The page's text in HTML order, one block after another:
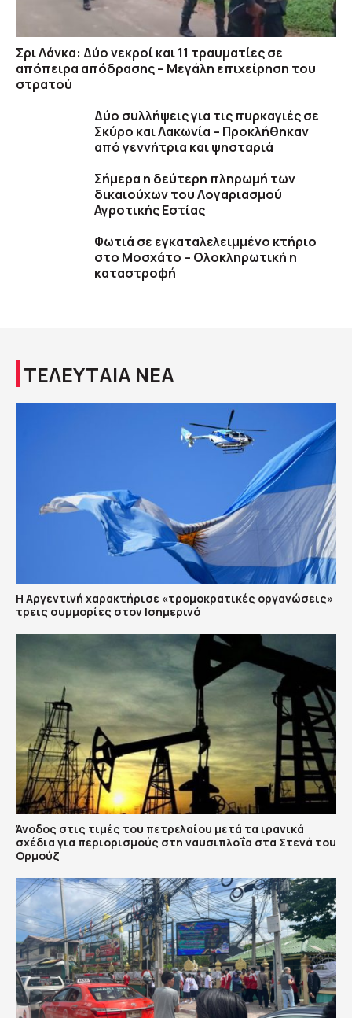
Σρι Λάνκα: Δύο νεκροί και 11 τραυματίες σε
απόπειρα απόδρασης – Μεγάλη επιχείρηση του
στρατού
Δύο συλλήψεις για τις πυρκαγιές σε
Σκύρο και Λακωνία – Προκλήθηκαν
από γεννήτρια και ψησταριά
Σήμερα η δεύτερη πληρωμή των
δικαιούχων του Λογαριασμού
Αγροτικής Εστίας
Φωτιά σε εγκαταλελειμμένο κτήριο
στο Μοσχάτο – Ολοκληρωτική η
καταστροφή
ΤΕΛΕΥΤΑΙΑ ΝΕΑ
Η Αργεντινή χαρακτήρισε «τρομοκρατικές οργανώσεις»
τρεις συμμορίες στον Ισημερινό
Άνοδος στις τιμές του πετρελαίου μετά τα ιρανικά
σχέδια για περιορισμούς στη ναυσιπλοΐα στα Στενά του
Ορμούζ